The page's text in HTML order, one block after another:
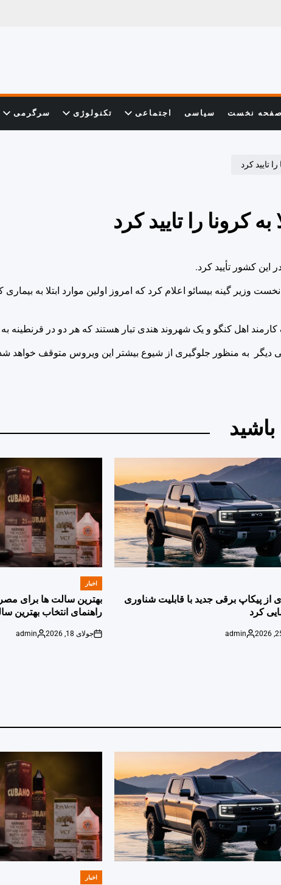
صفحه نخست سیاسی اجتماعی تکنولوژی سرگرمی
تایید کرد
کرونا را تایید کرد
این کشور تأیید کرد.
کارمند اهل کنگو و یک شهروند هندی تبار هستند که هر دو در قرنطینه
به منظور جلوگیری از شیوع بیشتر این ویروس متوقف خواهد
از پیکاپ برقی جدید با قابلیت شناوری
کرد
Posted
admin
POSTED
اخبار
بهترین سالت ها برای
راهنمای انتخاب بهترین
on
جولای 18, 2026
Posted
admin
POSTED
اخبار